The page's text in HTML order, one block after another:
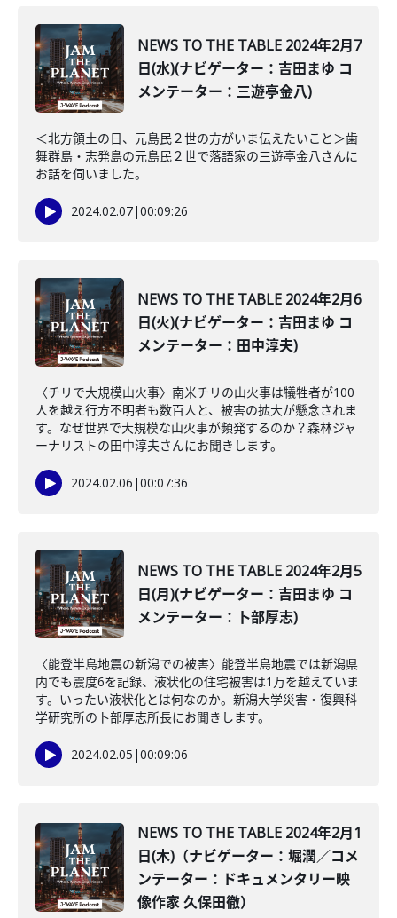
NEWS TO THE TABLE 2024年2月7
日(水)(ナビゲーター：吉田まゆ コ
メンテーター：三遊亭金八)
＜北方領土の日、元島民２世の方がいま伝えたいこと＞歯
舞群島・志発島の元島民２世で落語家の三遊亭金八さんに
お話を伺いました。
2024.02.07|00:09:26
NEWS TO THE TABLE 2024年2月6
日(火)(ナビゲーター：吉田まゆ コ
メンテーター：田中淳夫)
〈チリで大規模山火事〉南米チリの山火事は犠牲者が100
人を越え行方不明者も数百人と、被害の拡大が懸念されま
す。なぜ世界で大規模な山火事が頻発するのか？森林ジャ
ーナリストの田中淳夫さんにお聞きします。
2024.02.06 |00:07:36
NEWS TO THE TABLE 2024年2月5
日(月)(ナビゲーター：吉田まゆ コ
メンテーター：卜部厚志)
〈能登半島地震の新潟での被害〉能登半島地震では新潟県
内でも震度6を記録、液状化の住宅被害は1万を越えていま
す。いったい液状化とは何なのか。新潟大学災害・復興科
学研究所の卜部厚志所長にお聞きします。
2024.02.05 |00:09:06
NEWS TO THE TABLE 2024年2月1
日(木)（ナビゲーター：堀潤／コメ
ンテーター：ドキュメンタリー映
像作家 久保田徹）